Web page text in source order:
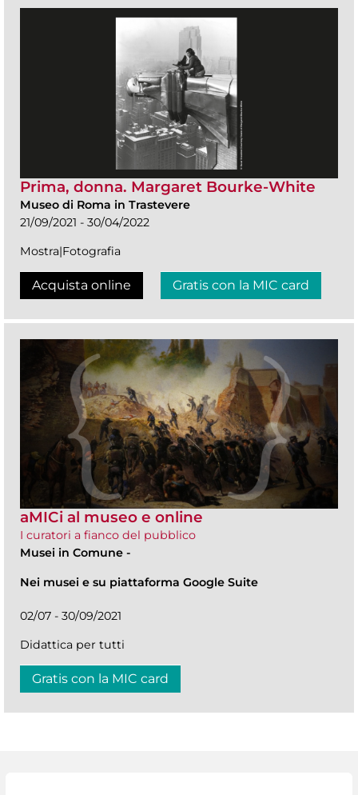
Prima, donna. Margaret Bourke-White
Museo di Roma in Trastevere
21/09/2021 - 30/04/2022
Mostra|Fotografia
Acquista online Gratis con la MIC card
aMICi al museo e online
I curatori a fianco del pubblico
Musei in Comune -
Nei musei e su piattaforma Google Suite
02/07 - 30/09/2021
Didattica per tutti
Gratis con la MIC card